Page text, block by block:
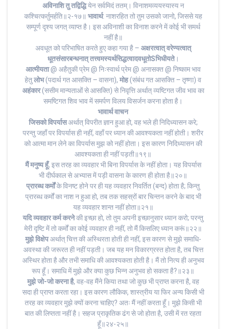
अविनाशि तु तद्विद्धियेन सर्वमिदं ततम्‌। विनाशमव्ययस्यास्य न
कश्चित्कर्तुमर्हति॥२-१७॥ भावार्थ: नाशरहित तो तुम उसको जानो, जिससे यह
सम्पूर्ण दृश्य जगत्‌ व्याप्त है। इस अविनाशी का विनाश करने में कोई भी समर्थ
नहीं है॥
अवधूत को परिभाषित करते हुए कहा गया है – अक्षरत्वात् वरेण्यत्वात्
धूतसंसारबन्धनात् तत्त्वमस्यर्थसिद्धत्वादवधूतोSभिधीयते।
आत्मीयता@ अहैतुकी प्रेम @ निःस्वार्थ प्रेम @ अनासक्त @ निष्काम भाव
हेतुलोभ(पदार्थ गत आसक्ति – वासना), मोह(संबंध गत आसक्ति – तृष्णा) व
अहंकार(ससीम मान्यताओं से आसक्ति) से निवृत्ति अर्थात् व्यष्टिगत जीव भाव का
समष्टिगत शिव भाव में समर्पण विलय विसर्जन करना होता है।
भावार्थ वाचन
जिसको विपर्यासअर्थात् विपरीत ज्ञान हुआ हो, वह भले ही निदिध्यासन करे;
परन्तु जहाँ पर विपर्यास ही नहीं, वहाँ पर ध्यान की आवश्यकता नहीं होती। शरीर
को आत्मा मान लेने का विपर्यास मुझ को नहीं होता। इस कारण निदिध्यासन की
आवश्यकता ही नहीं पड़ती॥१९॥
मैं मनुष्य हूँ, इस तरह का व्यवहार भी बिना विपर्यास के नहीं होता। यह विपर्यास
भी दीर्घकाल से अभ्यास में पड़ी वासना के कारण ही होता है॥२०॥
प्रारब्ध कर्मोंके विनष्ट होने पर ही यह व्यवहार निवर्तित (बन्द) होता है; किन्तु
प्रारब्ध कर्मों का नाश न हुआ हो, तब तक सहस्रों बार चिन्तन करने के बाद भी
यह व्यवहार शान्त नहीं होता॥२१॥
यदि व्यवहार कर्म करनेकी इच्छा हो, तो तुम अपनी इच्छानुसार ध्यान करो; परन्तु
मेरी दृष्टि में तो कर्मों का कोई व्यवहार ही नहीं, तो मैं किसलिए ध्यान करूं॥२२॥
मुझे विक्षेपअर्थात् चित्त की अस्थिरता होती ही नहीं, इस कारण से मुझे समाधि-
अवस्था की जरूरत ही नहीं पड़ती। जब यह मन विकारग्रस्त होता है, तब चित्त
अस्थिर होता है और तभी समाधि की आवश्यकता होती है। मैं तो नित्य ही अनुभव
रूप हूँ। समाधि में मुझे और क्या कुछ भिन्न अनुभव हो सकता है?॥२३॥
मुझे जो-जो करना है, वह-वह मैंने किया तथा जो कुछ भी प्राप्त करना है, वह
सदा ही प्राप्त करता रहा। इस कारण लौकिक, शास्त्रीय या फिर अन्य किसी भी
तरह का व्यवहार मुझे क्यों करना चाहिए? अतः मैं नहीं करता हूँ। मुझे किसी भी
बात की लिप्तता नहीं है। सहज प्राकृतिक ढंग से जो होता है, उसी में रत रहता
हूँ॥२४-२५॥